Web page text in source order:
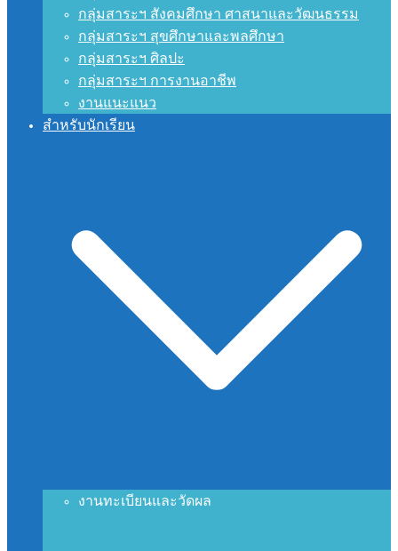
กลุ่มสาระฯ สังคมศึกษา ศาสนาและวัฒนธรรม
กลุ่มสาระฯ สุขศึกษาและพลศึกษา
กลุ่มสาระฯ ศิลปะ
กลุ่มสาระฯ การงานอาชีพ
งานแนะแนว
สำหรับนักเรียน
งานทะเบียนและวัดผล